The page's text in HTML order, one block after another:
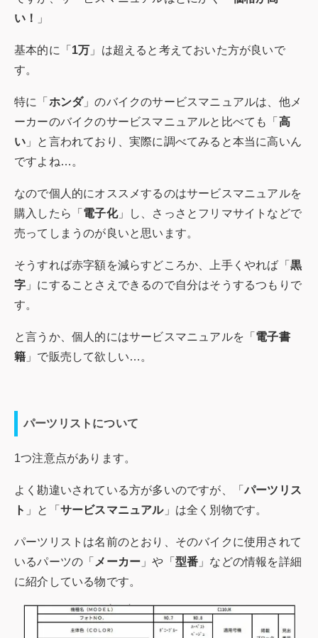
い！
」
基本的に「 1万 」は超えると考えておいた方が良いで
す。
特に「 ホンダ」のバイクのサービスマニュアルは、他メ
ーカーのバイクのサービスマニュアルと比べても「 高
い 」と言われており、実際に調べてみると本当に高いん
ですよね…。
なので個人的にオススメするのはサービスマニュアルを
購入したら「 電子化」し、さっさとフリマサイトなどで
売ってしまうのが良いと思います。
そうすれば赤字額を減らすどころか、上手くやれば「 黒
字 」にすることさえできるので自分はそうするつもりで
す。
と言うか、個人的にはサービスマニュアルを「 電子書
籍 」で販売して欲しい…。
パーツリストについて
1つ注意点があります。
よく勘違いされている方が多いのですが、「パーツリス
ト 」と「 サービスマニュアル」は全く別物です。
パーツリストは名前のとおり、そのバイクに使用されて
いるパーツの「 メーカー 」や「 型番 」などの情報を詳細
に紹介している物です。